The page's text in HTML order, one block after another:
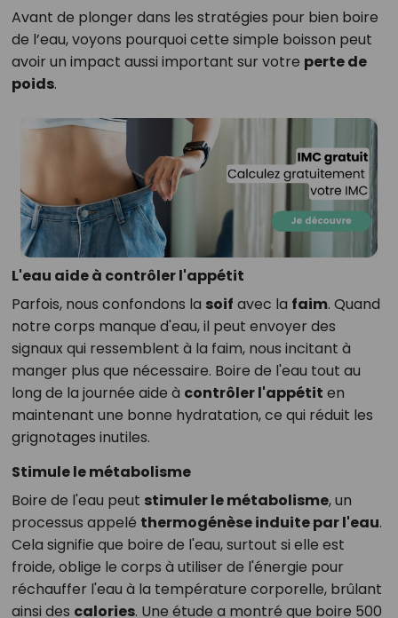
Avant de plonger dans les stratégies pour bien boire
de l’eau, voyons pourquoi cette simple boisson peut
avoir un impact aussi important sur votre perte de
poids.
L'eau aide à contrôler l'appétit
Parfois, nous confondons la soif avec la faim. Quand
notre corps manque d'eau, il peut envoyer des
signaux qui ressemblent à la faim, nous incitant à
manger plus que nécessaire. Boire de l'eau tout au
long de la journée aide à contrôler l'appétit en
maintenant une bonne hydratation, ce qui réduit les
grignotages inutiles.
Stimule le métabolisme
Boire de l'eau peut stimuler le métabolisme, un
processus appelé thermogénèse induite par l'eau.
Cela signifie que boire de l'eau, surtout si elle est
froide, oblige le corps à utiliser de l'énergie pour
réchauffer l'eau à la température corporelle, brûlant
ainsi des calories. Une étude a montré que boire 500